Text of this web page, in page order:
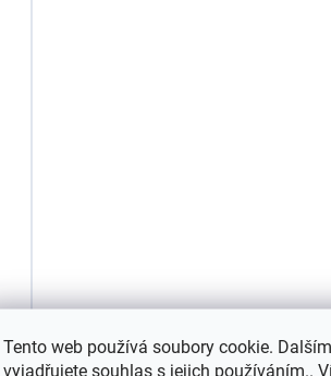
Tento web používá soubory cookie.
vyjadřujete souhlas s jejich používáním..